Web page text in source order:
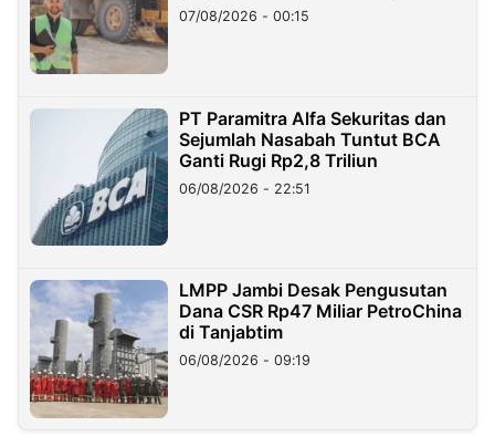
07/08/2026 - 00:15
PT Paramitra Alfa Sekuritas dan
Sejumlah Nasabah Tuntut BCA
Ganti Rugi Rp2,8 Triliun
06/08/2026 - 22:51
LMPP Jambi Desak Pengusutan
Dana CSR Rp47 Miliar PetroChina
di Tanjabtim
06/08/2026 - 09:19